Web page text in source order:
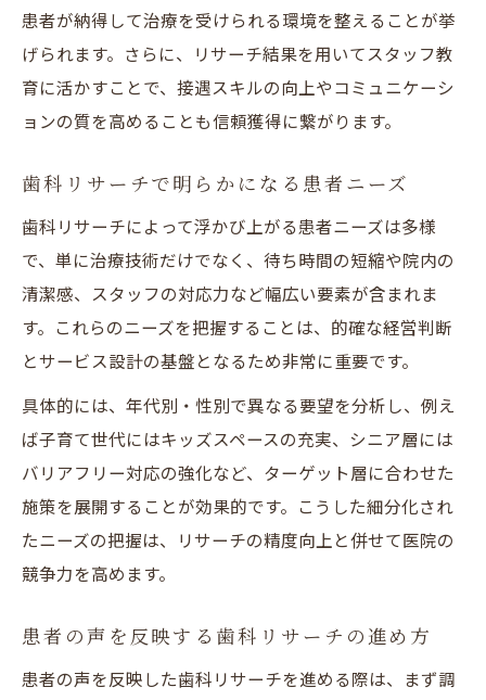
患者が納得して治療を受けられる環境を整えることが挙
げられます。さらに、リサーチ結果を用いてスタッフ教
育に活かすことで、接遇スキルの向上やコミュニケーシ
ョンの質を高めることも信頼獲得に繋がります。
歯科リサーチで明らかになる患者ニーズ
歯科リサーチによって浮かび上がる患者ニーズは多様
で、単に治療技術だけでなく、待ち時間の短縮や院内の
清潔感、スタッフの対応力など幅広い要素が含まれま
す。これらのニーズを把握することは、的確な経営判断
とサービス設計の基盤となるため非常に重要です。
具体的には、年代別・性別で異なる要望を分析し、例え
ば子育て世代にはキッズスペースの充実、シニア層には
バリアフリー対応の強化など、ターゲット層に合わせた
施策を展開することが効果的です。こうした細分化され
たニーズの把握は、リサーチの精度向上と併せて医院の
競争力を高めます。
患者の声を反映する歯科リサーチの進め方
患者の声を反映した歯科リサーチを進める際は、まず調